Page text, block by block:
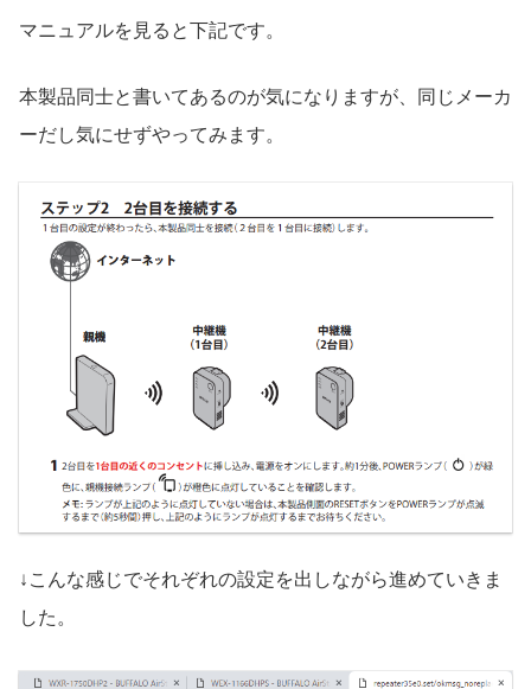
マニュアルを見ると下記です。
本製品同士と書いてあるのが気になりますが、同じメーカ
ーだし気にせずやってみます。
↓こんな感じでそれぞれの設定を出しながら進めていきま
した。